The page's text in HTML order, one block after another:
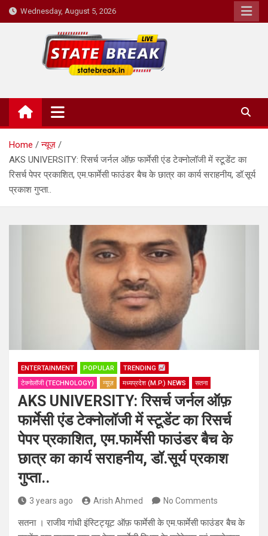
Skip
to
Wednesday, August 5, 2026
State Break
Home
न्यूज़
AKS UNIVERSITY: रिसर्च जर्नल ऑफ़ फार्मेसी एंड टेक्नोलॉजी में स्टूडेंट का
रिसर्च पेपर प्रकाशित, एम.फार्मेसी फाउंडर बैच के छात्र का कार्य सराहनीय, डॉ.सूर्य
प्रकाश गुप्ता..
ENTERTAINMENT POPULAR
TRENDING
टेक्नोलॉजी (TECHNOLOGY)
न्यूज़ मध्यप्रदेश (M.P.) NEWS सतना
AKS UNIVERSITY: रिसर्च जर्नल ऑफ़
फार्मेसी एंड टेक्नोलॉजी में स्टूडेंट का रिसर्च
पेपर प्रकाशित, एम.फार्मेसी फाउंडर बैच के
छात्र का कार्य सराहनीय, डॉ.सूर्य प्रकाश
गुप्ता..
3 years ago Arish Ahmed No Comments
सतना । राजीव गांधी इंस्टिट्यूट ऑफ़ फार्मेसी के एम.फार्मेसी फाउंडर बैच के